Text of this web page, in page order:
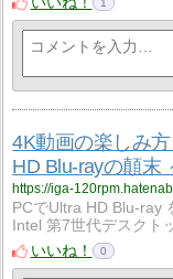
1
4K動画の楽しみ
HD Blu-rayの顛末
PCでUltra HD Blu-ray
Intel 第7世代デスクト
いいね！
0